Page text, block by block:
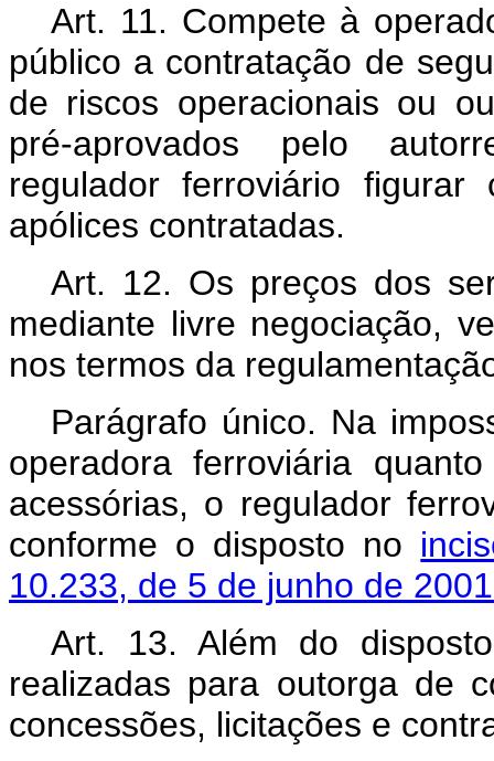
Art. 11. Compete à
público a contratação de
de riscos operacionais ou
pré-aprovados pelo
regulador ferroviário figurar
apólices contratadas.
Art. 12. Os preços dos
mediante livre negociação,
nos termos da
Parágrafo único. Na
operadora ferroviária
acessórias, o regulador
conforme o disposto no
10.233, de 5 de junho de
Art. 13. Além do
realizadas para outorga de
concessões, licitações e